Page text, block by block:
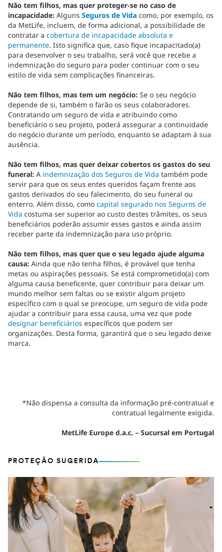
Não tem filhos, mas quer proteger-se no caso de
incapacidade: Alguns Seguros de Vida como, por exemplo, os
da MetLife, incluem, de forma adicional, a possibilidade de
contratar a cobertura de incapacidade absoluta e
permanente. Isto significa que, caso fique incapacitado(a)
para desenvolver o seu trabalho, será você que recebe a
indemnização do seguro para poder continuar com o seu
estilo de vida sem complicações financeiras.
Não tem filhos, mas tem um negócio: Se o seu negócio
depende de si, também o farão os seus colaboradores.
Contratando um seguro de vida e atribuindo como
beneficiário o seu projeto, poderá assegurar a continuidade
do negócio durante um período, enquanto se adaptam à sua
ausência.
Não tem filhos, mas quer deixar cobertos os gastos do seu
funeral: A indemnização dos Seguros de Vida também pode
servir para que os seus entes queridos façam frente aos
gastos derivados do seu falecimento, do seu funeral ou
enterro. Além disso, como capital segurado nos Seguros de
Vida costuma ser superior ao custo destes trâmites, os seus
beneficiários poderão assumir esses gastos e ainda assim
receber parte da indemnização para uso próprio.
Não tem filhos, mas quer que o seu legado ajude alguma
causa: Ainda que não tenha filhos, é provável que tenha
metas ou aspirações pessoais. Se está comprometido(a) com
alguma causa beneficente, quer contribuir para deixar um
mundo melhor sem faltas ou se existir algum projeto
específico com o qual se preocupe, um seguro de vida pode
ajudar a contribuir para essa causa, uma vez que pode
designar beneficiários específicos que podem ser
organizações. Desta forma, garantirá que o seu legado deixe
marca.
*Não dispensa a consulta da informação pré-contratual e
contratual legalmente exigida.
MetLife Europe d.a.c. – Sucursal em Portugal
PROTEÇÃO SUGERIDA